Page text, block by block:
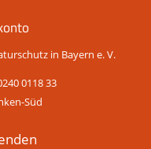
in Bayern e. V.
0118 33
Süd